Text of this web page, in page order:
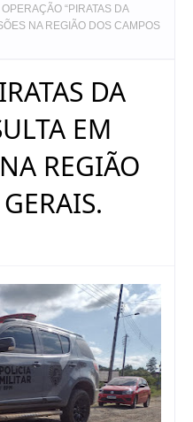
OPERAÇÃO “PIRATAS DA
NA REGIÃO DOS CAMPOS
DA
EM
REGIÃO